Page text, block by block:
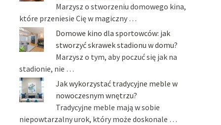
Marzysz o stworzeniu domowego kina,
które przeniesie Cię w magiczny …
Domowe kino dla sportowców: jak
stworzyć skrawek stadionu w domu?
Marzysz o tym, aby poczuć się jak na
stadionie, nie …
Jak wykorzystać tradycyjne meble w
nowoczesnym wnętrzu?
Tradycyjne meble mają w sobie
niepowtarzalny urok, który może doskonale …